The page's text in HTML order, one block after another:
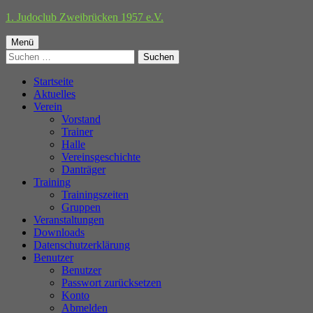
Springe
Inhalt
1. Judoclub Zweibrücken 1957 e.V.
Primäres
Menü
Menü
Suchen
nach:
Startseite
Aktuelles
Verein
Vorstand
Trainer
Halle
Vereinsgeschichte
Danträger
Training
Trainingszeiten
Gruppen
Veranstaltungen
Downloads
Datenschutzerklärung
Benutzer
Benutzer
Passwort zurücksetzen
Konto
Abmelden